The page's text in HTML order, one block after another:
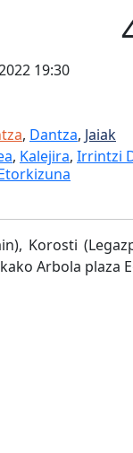
19:30
, Dantza, Jaiak
, Kalejira, Irrintzi
Korosti
Arbola plaza